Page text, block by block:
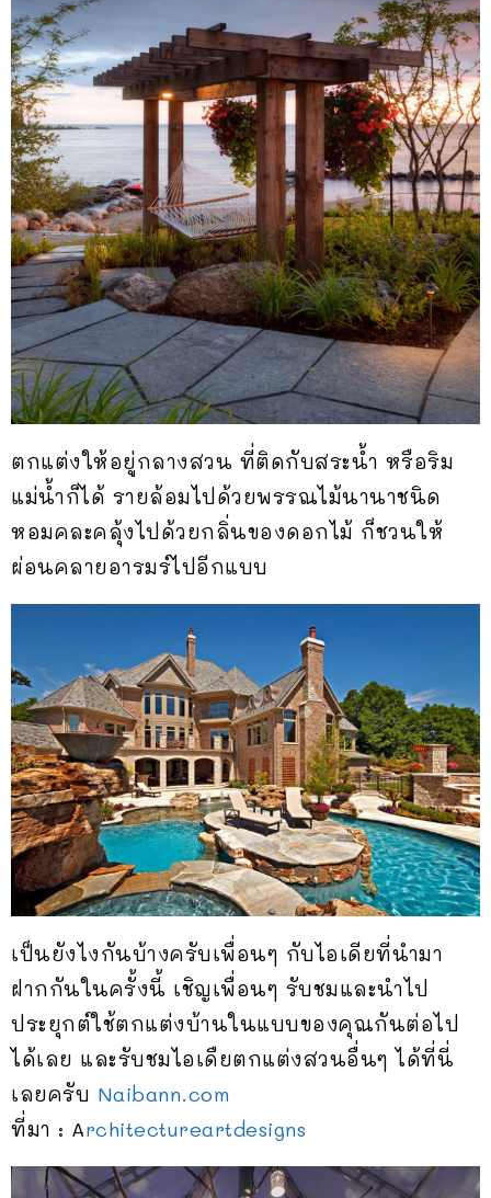
ตกแต่งให้อยู่กลางสวน ที่ติดกับสระน้ำ หรือริม
แม่น้ำก็ได้ รายล้อมไปด้วยพรรณไม้นานาชนิด
หอมคละคลุ้งไปด้วยกลิ่นของดอกไม้ ก็ชวนให้
ผ่อนคลายอารมร์ไปอีกแบบ
เป็นยังไงกันบ้างครับเพื่อนๆ กับไอเดียที่นำมา
ฝากกันในครั้งนี้ เชิญเพื่อนๆ รับชมและนำไป
ประยุกต์ใช้ตกแต่งบ้านในแบบของคุณกันต่อไป
ได้เลย และรับชมไอเดืยตกแต่งสวนอื่นๆ ได้ที่นี่
เลยครับ Naibann.com
ที่มา : Architectureartdesigns